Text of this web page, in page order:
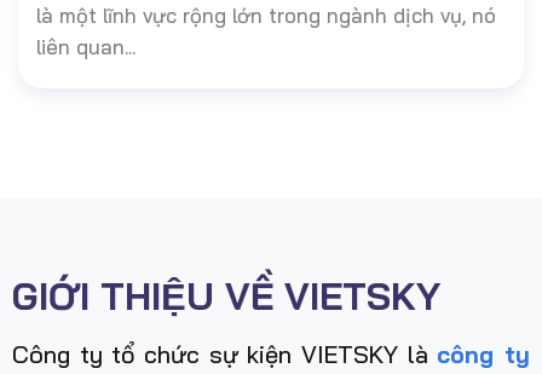
là một lĩnh vực rộng lớn trong ngành dịch vụ, nó
liên quan...
GIỚI THIỆU VỀ VIETSKY
Công ty tổ chức sự kiện VIETSKY là công ty